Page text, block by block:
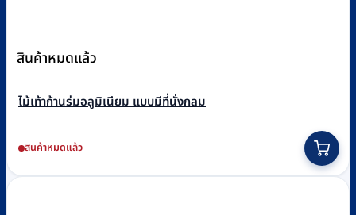
สินค้าหมดแล้ว
ไม้เท้าก้านร่มอลูมิเนียม แบบมีที่นั่งกลม
สินค้าหมดแล้ว